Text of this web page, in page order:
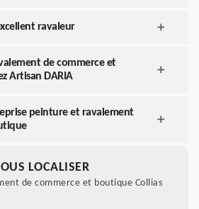
ravaleur
de commerce et
Artisan DARIA
peinture et ravalement
LOCALISER
de commerce et boutique Collias